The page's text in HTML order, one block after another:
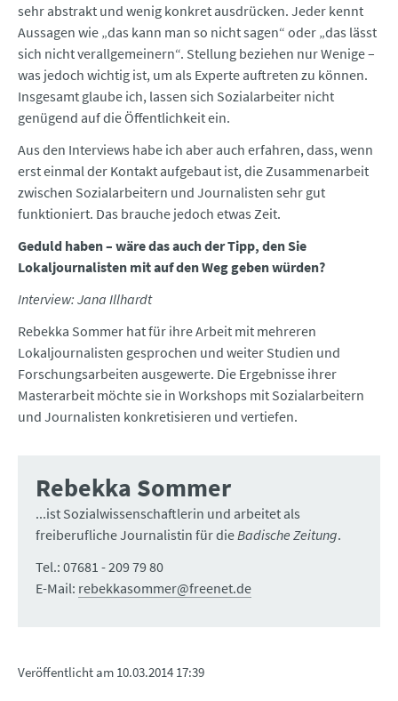
sehr abstrakt und wenig konkret ausdrücken. Jeder kennt
Aussagen wie „das kann man so nicht sagen“ oder „das lässt
sich nicht verallgemeinern“. Stellung beziehen nur Wenige –
was jedoch wichtig ist, um als Experte auftreten zu können.
Insgesamt glaube ich, lassen sich Sozialarbeiter nicht
genügend auf die Öffentlichkeit ein.
Aus den Interviews habe ich aber auch erfahren, dass, wenn
erst einmal der Kontakt aufgebaut ist, die Zusammenarbeit
zwischen Sozialarbeitern und Journalisten sehr gut
funktioniert. Das brauche jedoch etwas Zeit.
Geduld haben – wäre das auch der Tipp, den Sie
Lokaljournalisten mit auf den Weg geben würden?
Interview: Jana Illhardt
Rebekka Sommer hat für ihre Arbeit mit mehreren
Lokaljournalisten gesprochen und weiter Studien und
Forschungsarbeiten ausgewerte. Die Ergebnisse ihrer
Masterarbeit möchte sie in Workshops mit Sozialarbeitern
und Journalisten konkretisieren und vertiefen.
Rebekka Sommer
...ist Sozialwissenschaftlerin und arbeitet als
freiberufliche Journalistin für dieBadische Zeitung.
Tel.: 07681 - 209 79 80
E-Mail: rebekkasommer@freenet.de
Veröffentlicht am 10.03.2014 17:39